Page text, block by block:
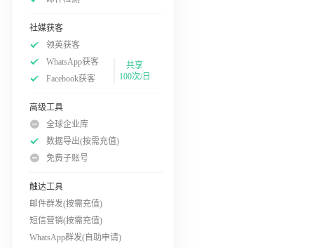
社媒获客
领英获客
WhatsApp获客
Facebook获客
共享
100次/日
高级工具
全球企业库
数据导出(按需充值)
免费子账号
触达工具
邮件群发(按需充值)
短信营销(按需充值)
WhatsApp群发(自助申请)